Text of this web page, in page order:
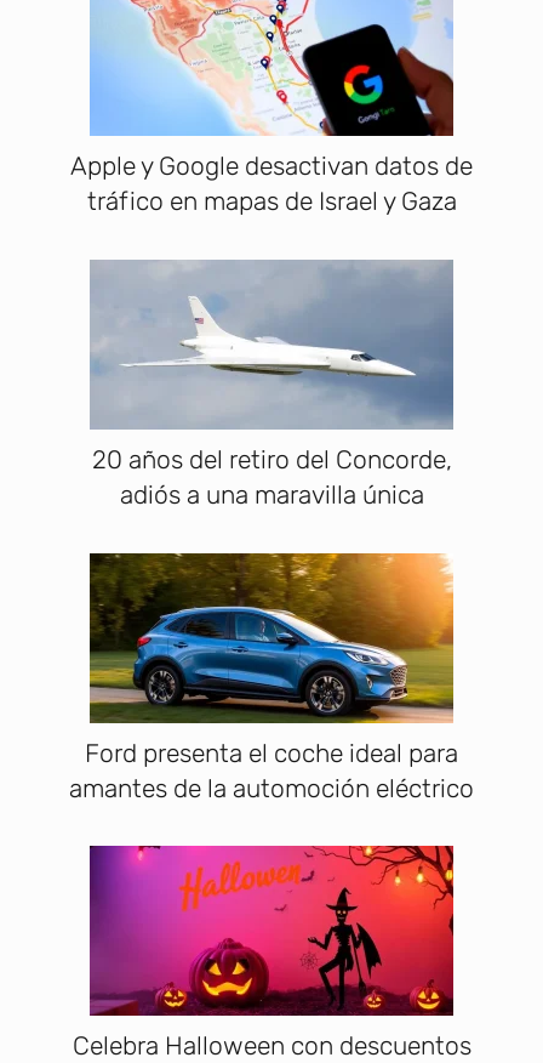
Apple y Google desactivan datos de
tráfico en mapas de Israel y Gaza
20 años del retiro del Concorde,
adiós a una maravilla única
Ford presenta el coche ideal para
amantes de la automoción eléctrico
Celebra Halloween con descuentos